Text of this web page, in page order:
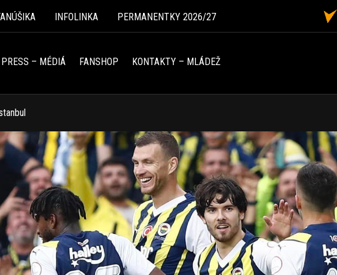
INFOLINKA PERMANENTKY 2026/27
PRESS – MÉDIÁ FANSHOP KONTAKTY – MLÁDEŽ